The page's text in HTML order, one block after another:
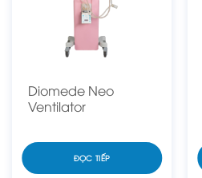
Diomede Neo
Ventilator
ĐỌC TIẾP